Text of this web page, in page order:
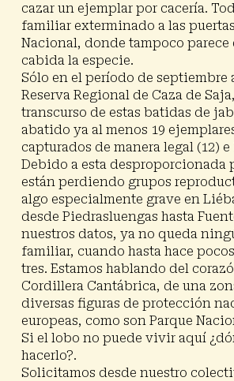
cazar un ejemplar por cacería.
familiar exterminado a las
Nacional, donde tampoco parece
cabida la especie.
Sólo en el período de septiembre
Reserva Regional de Caza de
transcurso de estas batidas de
abatido ya al menos 19
capturados de manera legal (12) e
Debido a esta desproporcionada
están perdiendo grupos
algo especialmente grave en
desde Piedrasluengas hasta
nuestros datos, ya no queda
familiar, cuando hasta hace
tres. Estamos hablando del
Cordillera Cantábrica, de una
diversas figuras de protección
europeas, como son Parque
Si el lobo no puede vivir aquí
hacerlo?.
Solicitamos desde nuestro